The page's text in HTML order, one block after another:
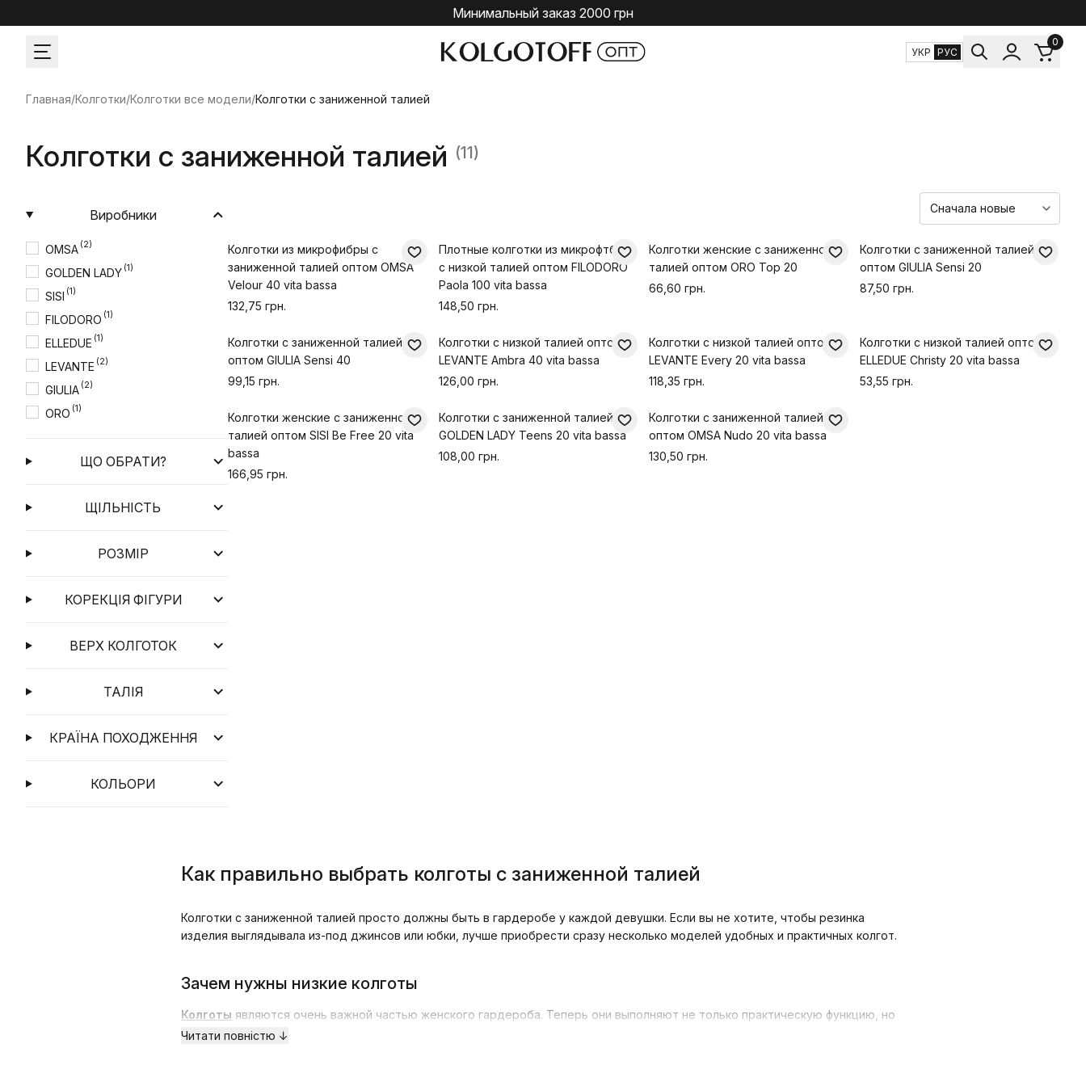
Минимальный заказ 2000 грн
УКР РУС
0
Главная/Колготки/Колготки все модели/Колготки с заниженной талией
Колготки с заниженной талией (11)
Виробники
OMSA (2)
GOLDEN LADY (1)
SISI (1)
FILODORO (1)
ELLEDUE (1)
LEVANTE (2)
GIULIA (2)
ORO (1)
ЩО ОБРАТИ?
ЩІЛЬНІСТЬ
РОЗМІР
КОРЕКЦІЯ ФІГУРИ
ВЕРХ КОЛГОТОК
ТАЛІЯ
КРАЇНА ПОХОДЖЕННЯ
КОЛЬОРИ
Колготки из микрофибры с
заниженной талией оптом OMSA
Velour 40 vita bassa
132,75 грн.
Плотные колготки из микрофтбры
с низкой талией оптом FILODORO
Paola 100 vita bassa
148,50 грн.
Колготки женские с заниженной
талией оптом ORO Top 20
66,60 грн.
Колготки с заниженной талией
оптом GIULIA Sensi 20
87,50 грн.
Колготки с заниженной талией
оптом GIULIA Sensi 40
99,15 грн.
Колготки с низкой талией оптом
LEVANTE Ambra 40 vita bassa
126,00 грн.
Колготки с низкой талией оптом
LEVANTE Every 20 vita bassa
118,35 грн.
Колготки с низкой талией оптом
ELLEDUE Christy 20 vita bassa
53,55 грн.
Колготки женские с заниженной
талией оптом SISI Be Free 20 vita
bassa
166,95 грн.
Колготки с заниженной талией
GOLDEN LADY Teens 20 vita bassa
108,00 грн.
Колготки с заниженной талией
оптом OMSA Nudo 20 vita bassa
130,50 грн.
Как правильно выбрать колготы с заниженной талией
Колготки с заниженной талией просто должны быть в гардеробе у каждой девушки. Если вы не хотите, чтобы резинка
изделия выглядывала из-под джинсов или юбки, лучше приобрести сразу несколько моделей удобных и практичных колгот.
Зачем нужны низкие колготы
Колготы являются очень важной частью женского гардероба. Теперь они выполняют не только практическую функцию, но
еще и принимают непосредственное участие в формировании образа. Если вы действительно заботитесь о том, чтобы
Читати повністю ↓